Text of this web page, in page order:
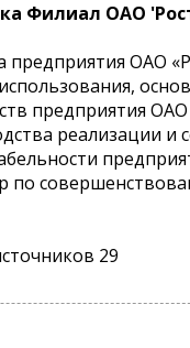
Филиал ОАО
предприятия ОАО
предприятия
реализации
по
29